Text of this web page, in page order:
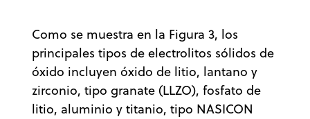
Como se muestra en la Figura 3, los
principales tipos de electrolitos sólidos de
óxido incluyen óxido de litio, lantano y
zirconio, tipo granate (LLZO), fosfato de
litio, aluminio y titanio, tipo NASICON